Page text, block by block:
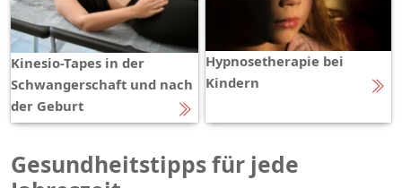
Kinesio-Tapes in der
Schwangerschaft und nach
der Geburt
Hypnosetherapie bei
Kindern
Gesundheitstipps für jede